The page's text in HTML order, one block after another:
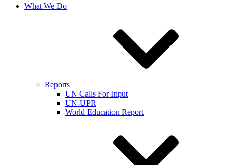
What We Do
Reports
UN Calls For Input
UN-UPR
World Education Report